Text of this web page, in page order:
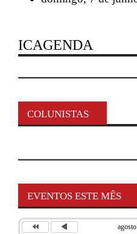
ICAGENDA
COLUNISTAS
EVENTOS ESTE MÊS